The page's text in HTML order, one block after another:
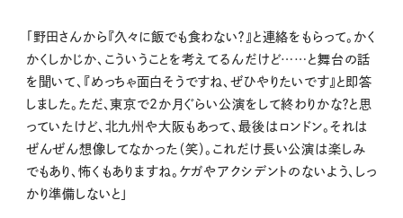
「野田さんから『久々に飯でも食わない？』と連絡をもらって。かく
かくしかじか、こういうことを考えてるんだけど……と舞台の話
を聞いて、『めっちゃ面白そうですね、ぜひやりたいです』と即答
しました。ただ、東京で2か月ぐらい公演をして終わりかな？と思
っていたけど、北九州や大阪もあって、最後はロンドン。それは
ぜんぜん想像してなかった（笑）。これだけ長い公演は楽しみ
でもあり、怖くもありますね。ケガやアクシデントのないよう、しっ
かり準備しないと」